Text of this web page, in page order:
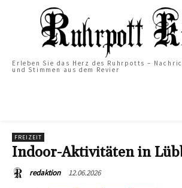
Erleben Sie das Herz des Ruhrpotts –
und Stimmen aus dem Revier
FREIZEIT
Indoor-Aktivitäten in
redaktion 12.06.2026